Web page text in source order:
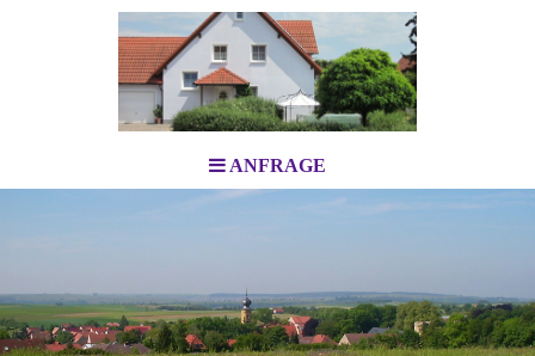
ANFRAGE